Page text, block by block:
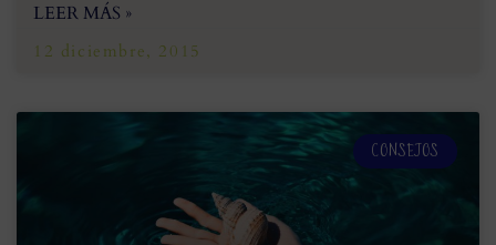
LEER MÁS »
12 diciembre, 2015
CONSEJOS